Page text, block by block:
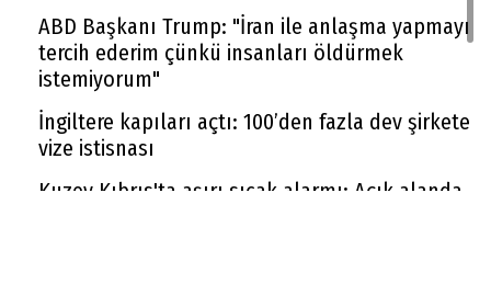
ABD Başkanı Trump: "İran ile anlaşma yapmayı
tercih ederim çünkü insanları öldürmek
istemiyorum"
İngiltere kapıları açtı: 100’den fazla dev şirkete
vize istisnası
Kuzey Kıbrıs'ta aşırı sıcak alarmı: Açık alanda